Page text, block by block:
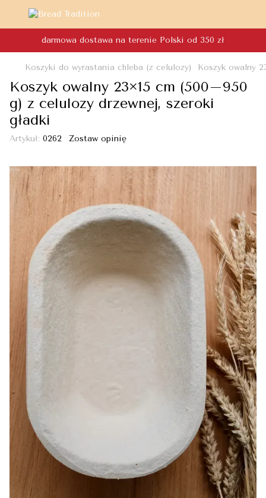
darmowa dostawa na terenie Polski od 350 zł
Koszyki do wyrastania chleba (z celulozy) Koszyk owalny
Koszyk owalny 23×15 cm (500–950
g) z celulozy drzewnej, szeroki
gładki
Artykuł: 0262 Zostaw opinię